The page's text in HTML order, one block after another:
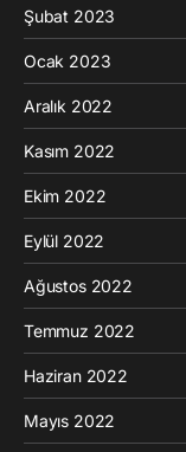
Şubat 2023
Ocak 2023
Aralık 2022
Kasım 2022
Ekim 2022
Eylül 2022
Ağustos 2022
Temmuz 2022
Haziran 2022
Mayıs 2022